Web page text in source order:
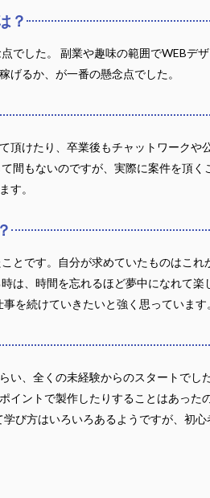
？
でした。 副業や趣味の範囲でWEB
げるか、が一番の懸念点でした。
頂けたり、卒業後もチャットワーク
間もないのですが、実際に案件を頂
す。
とです。自分が求めていたものはこ
は、時間を忘れるほど夢中になれて
を続けていきたいと強く思っています
い、全くの未経験からのスタートで
イントで製作したりすることはあっ
び方はいろいろあるようですが、初